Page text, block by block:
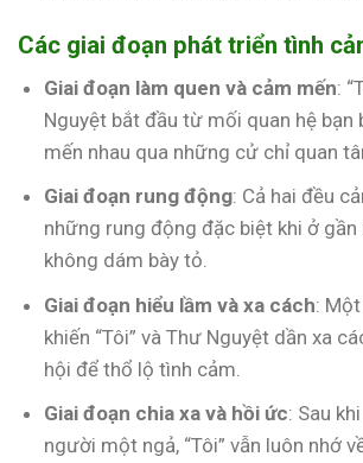
Các giai đoạn phát triển tình
Giai đoạn làm quen và cảm mến:
Nguyệt bắt đầu từ mối quan hệ bạn
mến nhau qua những cử chỉ quan
Giai đoạn rung động: Cả hai đều
những rung động đặc biệt khi ở gần
không dám bày tỏ.
Giai đoạn hiểu lầm và xa cách:
khiến “Tôi” và Thư Nguyệt dần xa
hội để thổ lộ tình cảm.
Giai đoạn chia xa và hồi ức: Sau
người một ngả, “Tôi” vẫn luôn nhớ